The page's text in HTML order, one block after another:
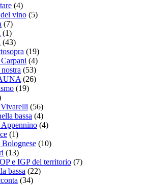
(4)
vino (5)
(7)
(1)
(43)
(19)
(4)
(53)
(26)
(19)
(56)
bassa (4)
(4)
(1)
(10)
(13)
e IGP del territorio (7)
bassa (22)
(34)